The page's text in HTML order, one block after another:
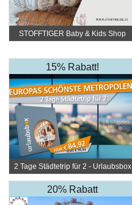
STOFFTIGER Baby & Kids Shop
15% Rabatt!
2 Tage Städtetrip für 2 - Urlaubsbox
20% Rabatt